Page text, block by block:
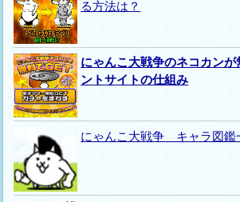
る方法は？
にゃんこ大戦争のネコカンが
ントサイトの仕組み
にゃんこ大戦争 キャラ図鑑